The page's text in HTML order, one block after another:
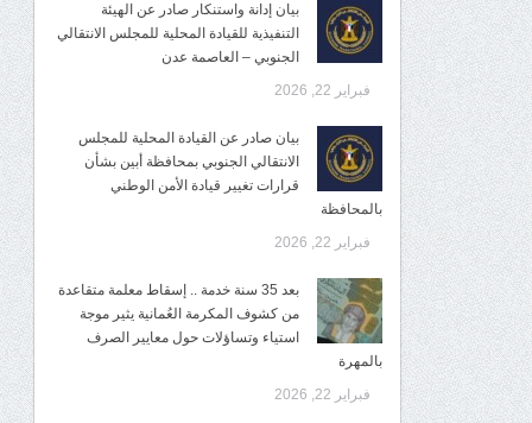
بيان إدانة واستنكار صادر عن الهيئة
التنفيذية للقيادة المحلية للمجلس الانتقالي
الجنوبي – العاصمة عدن
فبراير 22, 2026
بيان صادر عن القيادة المحلية للمجلس
الانتقالي الجنوبي بمحافظة أبين بشأن
قرارات تغيير قيادة الأمن الوطني
بالمحافظة
فبراير 22, 2026
بعد 35 سنة خدمة .. إسقاط معلمة متقاعدة
من كشوف المكرمة العُمانية يثير موجة
استياء وتساؤلات حول معايير الصرف
بالمهرة
فبراير 22, 2026